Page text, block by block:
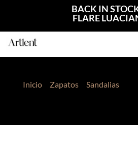
BACK IN
FLARE
Inicio> Zapatos> Sandalias>